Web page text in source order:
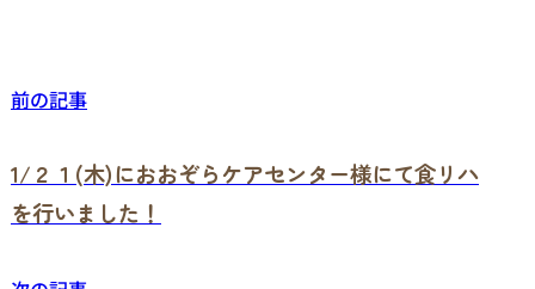
前の記事
1/２１(木)におおぞらケアセンター様にて食リハ
を行いました！